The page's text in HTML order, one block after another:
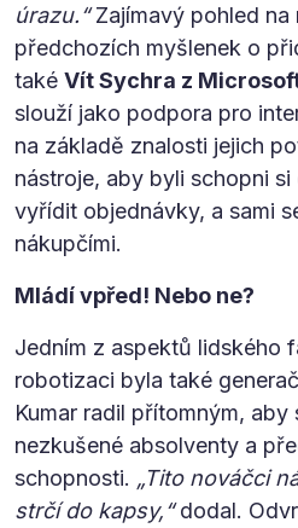
úrazu.“Zajímavý pohled na
předchozích myšlenek o
také Vít Sychra z
slouží jako podpora pro
na základě znalosti jejich
nástroje, aby byli schopni
vyřídit objednávky, a sami
nákupčími.
Mládí vpřed! Nebo ne?
Jedním z aspektů lidského
robotizaci byla také
Kumar radil přítomným,
nezkušené absolventy a
schopnosti. „Tito nováčci
strčí do kapsy,“dodal.